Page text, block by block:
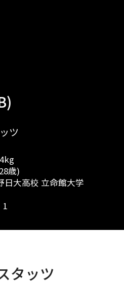
ツ
歳)
日大高校 立命館大学
1
タッツ